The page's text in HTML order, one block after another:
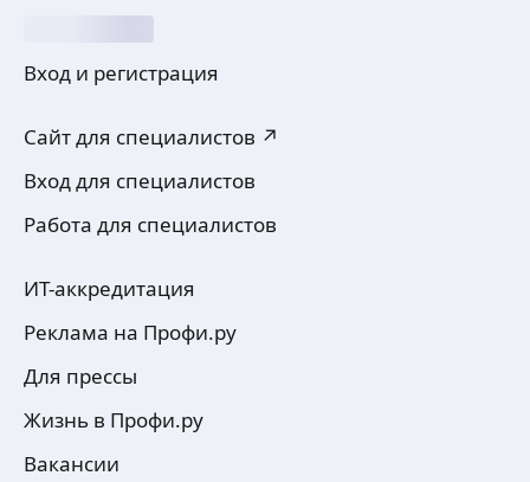
Вход и регистрация
Сайт для специалистов ↗
Вход для специалистов
Работа для специалистов
ИТ-аккредитация
Реклама на Профи.ру
Для прессы
Жизнь в Профи.ру
Вакансии